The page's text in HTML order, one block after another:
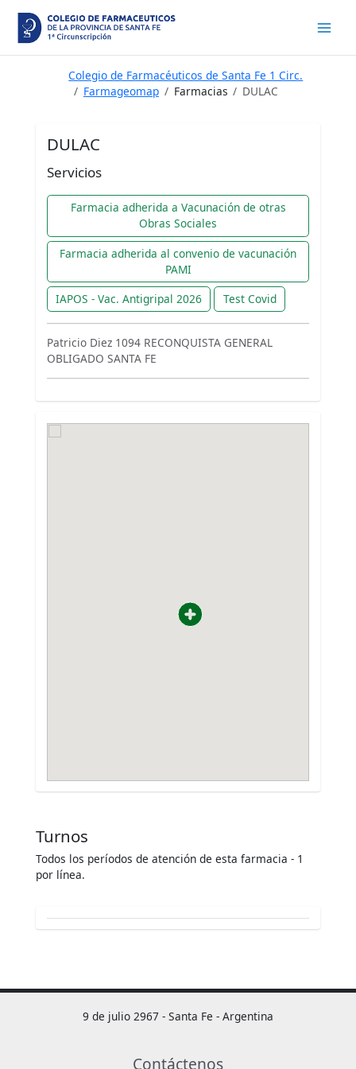
contenido
Colegio de Farmacéuticos de Santa Fe 1 Circ.
Farmageomap
Farmacias DULAC
DULAC
Servicios
Farmacia adherida a Vacunación de otras
Obras Sociales
Farmacia adherida al convenio de vacunación
PAMI
IAPOS - Vac. Antigripal 2026
Test Covid
Patricio Diez 1094 RECONQUISTA GENERAL
OBLIGADO SANTA FE
Turnos
Todos los períodos de atención de esta farmacia - 1
por línea.
9 de julio 2967 - Santa Fe - Argentina
Contáctenos